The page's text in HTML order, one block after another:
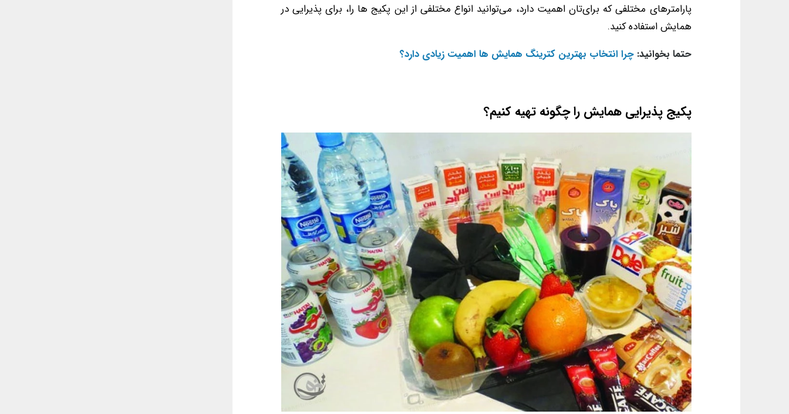
پارامترهای مختلفی که برای‌تان اهمیت دارد، می‌توانید انواع مختلفی از این پکیج‌ ها را، برای پذیرایی در
همایش استفاده کنید.
حتما بخوانید:چرا انتخاب بهترین کترینگ همایش ها اهمیت زیادی دارد؟
پکیج پذیرایی همایش را چگونه تهیه کنیم؟